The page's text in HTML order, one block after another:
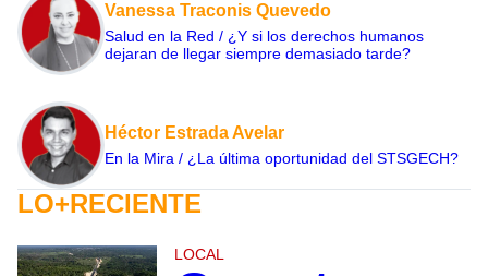
Vanessa Traconis Quevedo
Salud en la Red / ¿Y si los derechos humanos
dejaran de llegar siempre demasiado tarde?
Héctor Estrada Avelar
En la Mira / ¿La última oportunidad del STSGECH?
LO+RECIENTE
LOCAL